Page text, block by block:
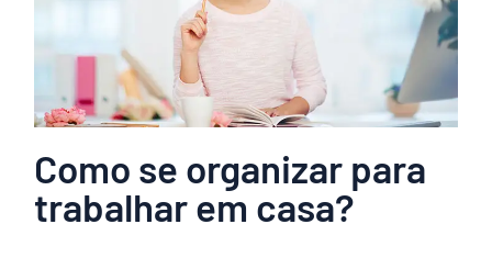
Como se organizar para
trabalhar em casa?